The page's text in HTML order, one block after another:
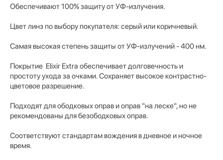
Обеспечивают 100% защиту от УФ-излучения.
Цвет линз по выбору покупателя: серый или коричневый.
Самая высокая степень защиты от УФ-излучений - 400 нм.
Покрытие Elixir Extra обеспечивает долговечность и
простоту ухода за очками. Сохраняет высокое контрастно-
цветовое разрешение.
Подходят для ободковых оправ и оправ "на леске", но не
рекомендованы для безободковых оправ.
Соответствуют стандартам вождения в дневное и ночное
время.